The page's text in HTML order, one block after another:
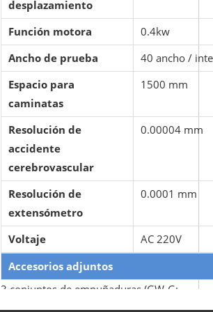
desplazamiento
Función motora
0.4kw
Ancho de prueba
40 ancho /
Espacio para
caminatas
1500 mm
Resolución de
accidente
cerebrovascular
0.00004 mm
Resolución de
extensómetro
0.0001 mm
Voltaje
AC 220V
Accesorios adjuntos
3 conjuntos de empuñaduras (GW-G:
Alliers Grips; GW-O: Lágrimas; GW-C: